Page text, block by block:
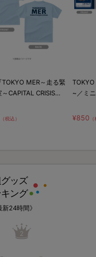
TOKYO MER～走る緊
CAPITAL CRISIS』
MER）
（税込）
TOKYO MER ~走る緊急救
~／ミ
¥850
ッズ
ング
24時間》
2